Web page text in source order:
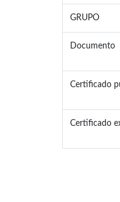
GRUPO
Documento
Certificado
Certificado